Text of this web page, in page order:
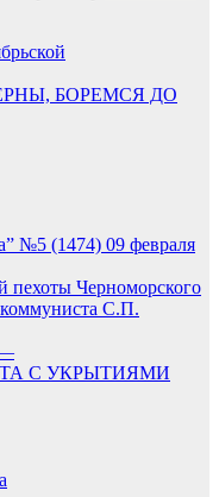
БОРЕМСЯ ДО
№5 (1474) 09 февраля
пехоты Черноморского
коммуниста С.П.
С УКРЫТИЯМИ